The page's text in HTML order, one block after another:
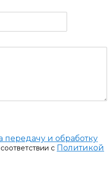
передачу и обработку
с Политикой